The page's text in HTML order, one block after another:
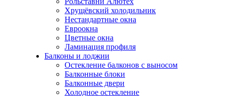
Хрущёвский холодильник
Нестандартные окна
Евроокна
Цветные окна
Ламинация профиля
Балконы и лоджии
Остекление балконов с выносом
Балконные блоки
Балконные двери
Холодное остекление